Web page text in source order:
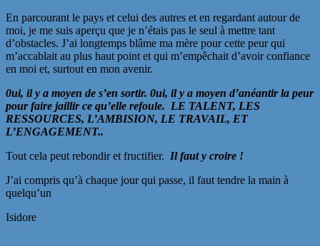
En parcourant le pays et celui des autres et en regardant autour de
moi, je me suis aperçu que je n’étais pas le seul à mettre tant
d’obstacles. J’ai longtemps blâme ma mère pour cette peur qui
m’accablait au plus haut point et qui m’empêchait d’avoir confiance
en moi et, surtout en mon avenir.
0ui, il y a moyen de s’en sortir. 0ui, il y a moyen d’anéantir la peur
pour faire jaillir ce qu’elle refoule. LE TALENT, LES
RESSOURCES, L’AMBISION, LE TRAVAIL, ET
L’ENGAGEMENT..
Tout cela peut rebondir et fructifier. Il faut y croire !
J’ai compris qu’à chaque jour qui passe, il faut tendre la main à
quelqu’un
Isidore